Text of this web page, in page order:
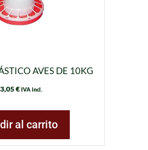
AVES DE 10KG
€IVA incl.
al carrito